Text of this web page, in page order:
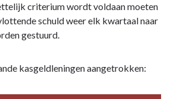
criterium wordt voldaan moeten
schuld weer elk kwartaal naar
gestuurd.
kasgeldleningen aangetrokken: